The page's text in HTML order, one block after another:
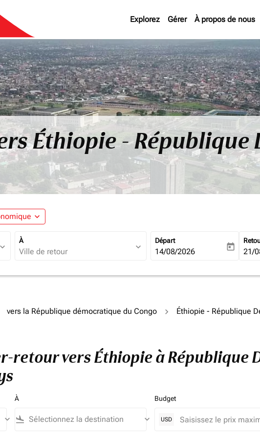
Explorez Gérer À propos de nous
Éthiopie -
expand_more
expand_more
À
expand_more
Départ
fc-booking-departure-date-
14/08/2026 today fc-
21/
vers la République démocratique du Congo Éthiopie - République
retour vers Éthiopie à République
keyboard_arrow_down
À
flight_land keyboard_arrow_down
Budget
USD